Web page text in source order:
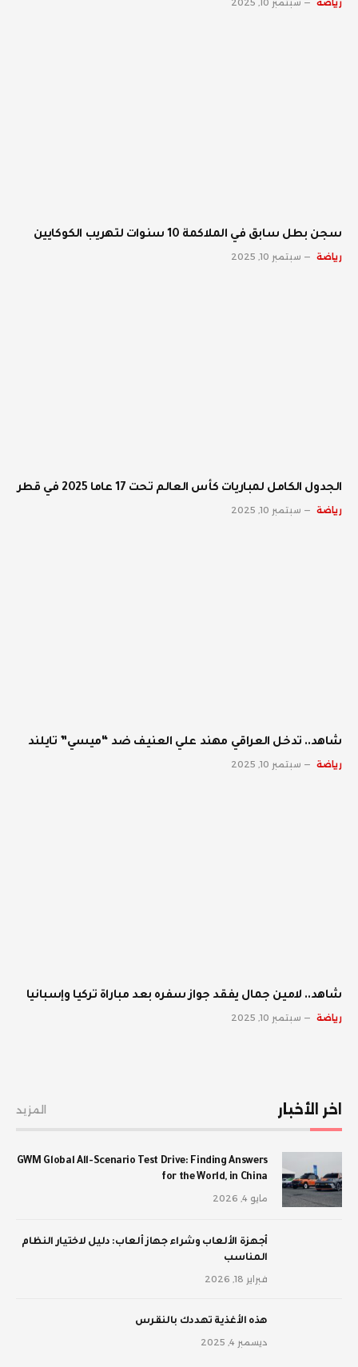
رياضة سبتمبر 10, 2025
سجن بطل سابق في الملاكمة 10 سنوات لتهريب الكوكايين
رياضة سبتمبر 10, 2025
الجدول الكامل لمباريات كأس العالم تحت 17 عاما 2025 في قطر
رياضة سبتمبر 10, 2025
شاهد.. تدخل العراقي مهند علي العنيف ضد “ميسي” تايلند
رياضة سبتمبر 10, 2025
شاهد.. لامين جمال يفقد جواز سفره بعد مباراة تركيا وإسبانيا
رياضة سبتمبر 10, 2025
اخر الأخبار المزيد
GWM Global All-Scenario Test Drive: Finding Answers
for the World, in China
مايو 4, 2026
أجهزة الألعاب وشراء جهاز ألعاب: دليل لاختيار النظام
المناسب
فبراير 18, 2026
‫هذه الأغذية تهددك بالنقرس
ديسمبر 4, 2025